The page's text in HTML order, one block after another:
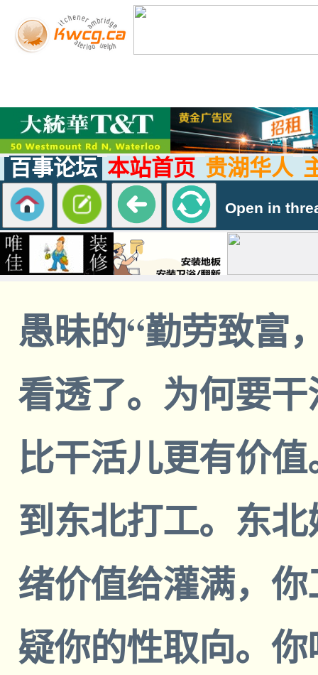
百事论坛 本站首页 贵湖华人
Open in
愚昧的“勤劳致富
看透了。为何要
比干活儿更有价
到东北打工。东
绪价值给灌满，
疑你的性取向。